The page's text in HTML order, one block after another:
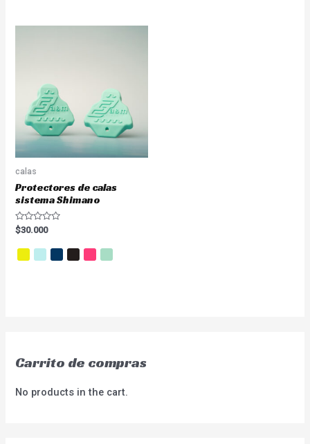
Carrito de compras
No products in the cart.
calas
Protectores de calas
sistema Shimano
Valorado
en
5
$30.000